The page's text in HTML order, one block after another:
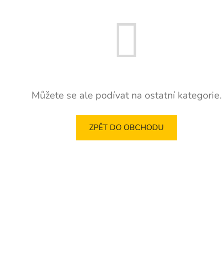
Můžete se ale podívat na ostatní kategorie.
ZPĚT DO OBCHODU